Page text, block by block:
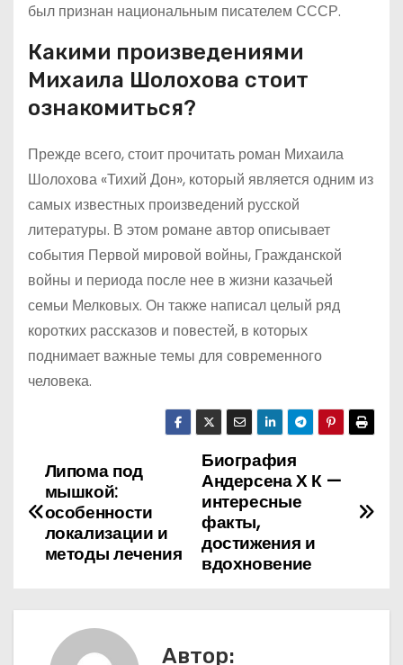
был признан национальным писателем СССР.
Какими произведениями
Михаила Шолохова стоит
ознакомиться?
Прежде всего, стоит прочитать роман Михаила
Шолохова «Тихий Дон», который является одним из
самых известных произведений русской
литературы. В этом романе автор описывает
события Первой мировой войны, Гражданской
войны и периода после нее в жизни казачьей
семьи Мелковых. Он также написал целый ряд
коротких рассказов и повестей, в которых
поднимает важные темы для современного
человека.
Н
а
г
Биография
Андерсена Х К —
интересные
факты,
достижения и
вдохновение
Липома под
мышкой:
особенности
локализации и
методы лечения
Автор: